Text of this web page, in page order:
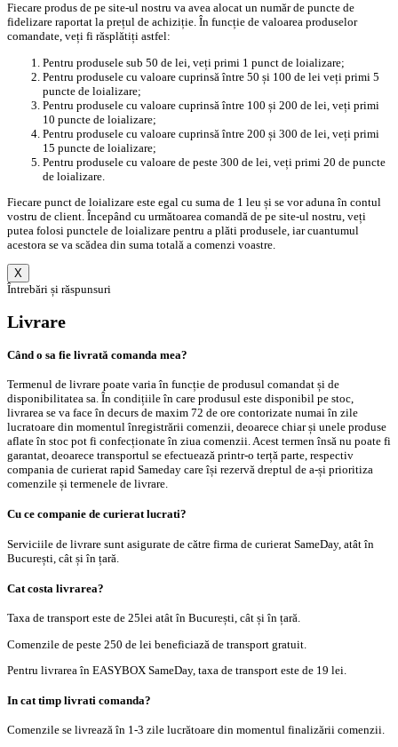
Fiecare produs de pe site-ul nostru va avea alocat un număr de puncte de
fidelizare raportat la prețul de achiziție. În funcție de valoarea produselor
comandate, veți fi răsplătiți astfel:
Pentru produsele sub 50 de lei, veți primi 1 punct de loializare;
Pentru produsele cu valoare cuprinsă între 50 și 100 de lei veți primi 5
puncte de loializare;
Pentru produsele cu valoare cuprinsă între 100 și 200 de lei, veți primi
10 puncte de loializare;
Pentru produsele cu valoare cuprinsă între 200 și 300 de lei, veți primi
15 puncte de loializare;
Pentru produsele cu valoare de peste 300 de lei, veți primi 20 de puncte
de loializare.
Fiecare punct de loializare este egal cu suma de 1 leu și se vor aduna în contul
vostru de client. Începând cu următoarea comandă de pe site-ul nostru, veți
putea folosi punctele de loializare pentru a plăti produsele, iar cuantumul
acestora se va scădea din suma totală a comenzi voastre.
X
Întrebări și răspunsuri
Livrare
Când o sa fie livrată comanda mea?
Termenul de livrare poate varia în funcție de produsul comandat și de
disponibilitatea sa. În condițiile în care produsul este disponibil pe stoc,
livrarea se va face în decurs de maxim 72 de ore contorizate numai în zile
lucratoare din momentul înregistrării comenzii, deoarece chiar și unele produse
aflate în stoc pot fi confecționate în ziua comenzii. Acest termen însă nu poate fi
garantat, deoarece transportul se efectuează printr-o terță parte, respectiv
compania de curierat rapid Sameday care își rezervă dreptul de a-și prioritiza
comenzile și termenele de livrare.
Cu ce companie de curierat lucrati?
Serviciile de livrare sunt asigurate de către firma de curierat SameDay, atât în
București, cât și în țară.
Cat costa livrarea?
Taxa de transport este de 25lei atât în București, cât și în țară.
Comenzile de peste 250 de lei beneficiază de transport gratuit.
Pentru livrarea în EASYBOX SameDay, taxa de transport este de 19 lei.
In cat timp livrati comanda?
Comenzile se livrează în 1-3 zile lucrătoare din momentul finalizării comenzii.